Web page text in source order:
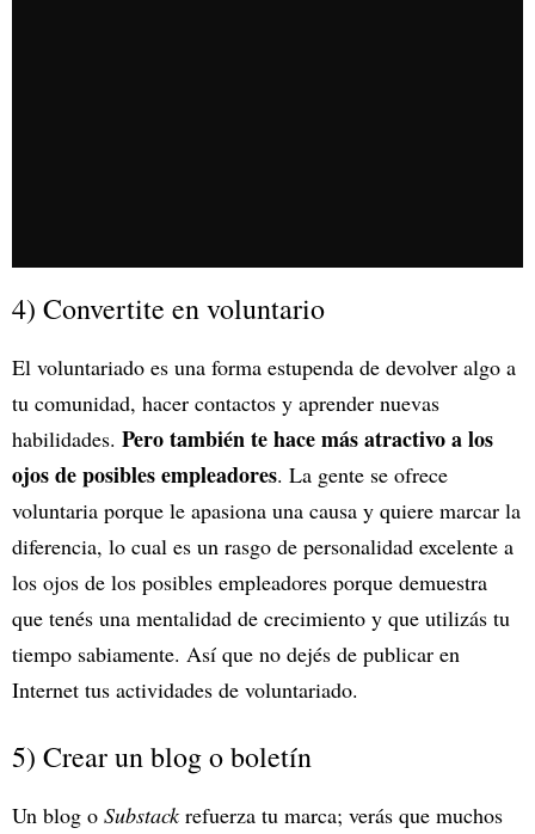
4) Convertite en voluntario
El voluntariado es una forma estupenda de devolver algo a
tu comunidad, hacer contactos y aprender nuevas
habilidades. Pero también te hace más atractivo a los
ojos de posibles empleadores. La gente se ofrece
voluntaria porque le apasiona una causa y quiere marcar la
diferencia, lo cual es un rasgo de personalidad excelente a
los ojos de los posibles empleadores porque demuestra
que tenés una mentalidad de crecimiento y que utilizás tu
tiempo sabiamente. Así que no dejés de publicar en
Internet tus actividades de voluntariado.
5) Crear un blog o boletín
Un blog o Substackrefuerza tu marca; verás que muchos